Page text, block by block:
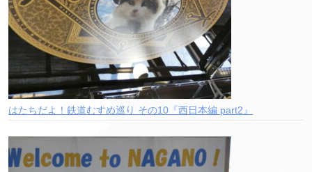
はたちだよ！鉄道むすめ巡り その10『西日本編 part2』